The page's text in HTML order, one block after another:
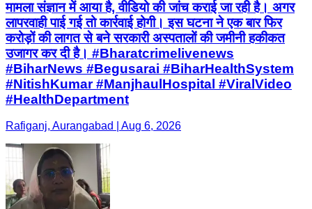
मामला संज्ञान में आया है, वीडियो की जांच कराई जा रही है। अगर
लापरवाही पाई गई तो कार्रवाई होगी। इस घटना ने एक बार फिर
करोड़ों की लागत से बने सरकारी अस्पतालों की जमीनी हकीकत
उजागर कर दी है। #Bharatcrimelivenews
#BiharNews #Begusarai #BiharHealthSystem
#NitishKumar #ManjhaulHospital #ViralVideo
#HealthDepartment
Rafiganj, Aurangabad | Aug 6, 2026